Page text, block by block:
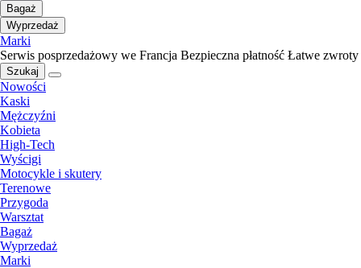
Bagaż
Wyprzedaż
Marki
Serwis posprzedażowy we Francja Bezpieczna płatność Łatwe zwroty
Szukaj
Nowości
Kaski
Mężczyźni
Kobieta
High-Tech
Wyścigi
Motocykle i skutery
Terenowe
Przygoda
Warsztat
Bagaż
Wyprzedaż
Marki